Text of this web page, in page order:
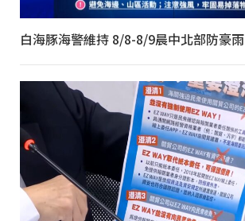
白海豚海警維持 8/8-8/9晨中北部防豪雨